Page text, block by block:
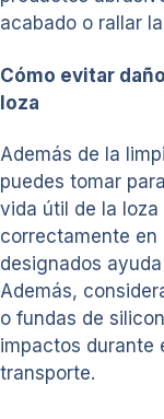
acabado o rallar
Cómo evitar
loza
Además de la
puedes tomar
vida útil de la loza
correctamente en
designados
Además,
o fundas de
impactos durante
transporte.